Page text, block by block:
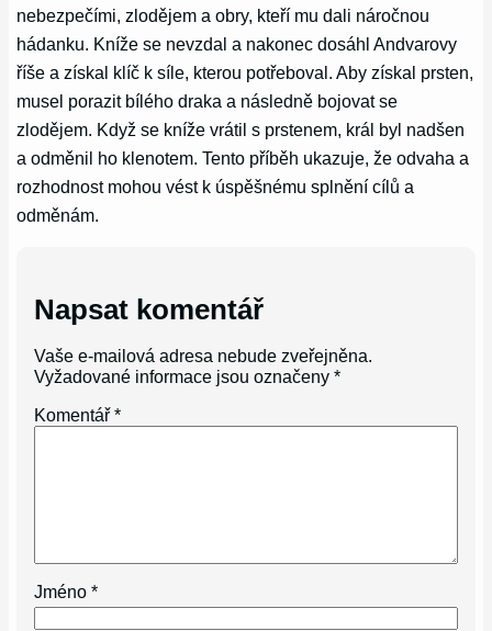
nebezpečími, zlodějem a obry, kteří mu dali náročnou
hádanku. Kníže se nevzdal a nakonec dosáhl Andvarovy
říše a získal klíč k síle, kterou potřeboval. Aby získal prsten,
musel porazit bílého draka a následně bojovat se
zlodějem. Když se kníže vrátil s prstenem, král byl nadšen
a odměnil ho klenotem. Tento příběh ukazuje, že odvaha a
rozhodnost mohou vést k úspěšnému splnění cílů a
odměnám.
Napsat komentář
Vaše e-mailová adresa nebude zveřejněna.
Vyžadované informace jsou označeny*
Komentář*
Jméno*